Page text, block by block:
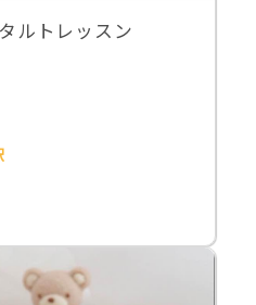
ルトレッスン